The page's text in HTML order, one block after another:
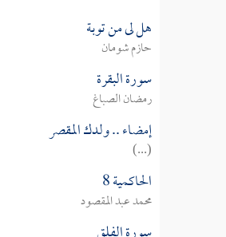
هل لى من توبة
حازم شومان
سورة البقرة
رمضان الصباغ
إمضاء .. ولدك المقصر
(...)
الحاكمية 8
محمد عبد المقصود